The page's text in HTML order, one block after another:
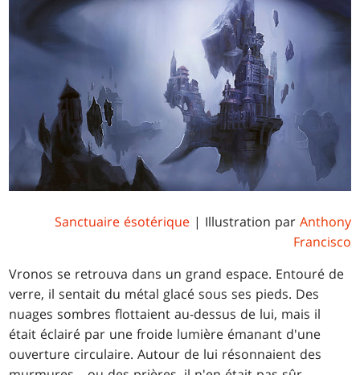
Sanctuaire ésotérique| Illustration par Anthony
Francisco
Vronos se retrouva dans un grand espace. Entouré de
verre, il sentait du métal glacé sous ses pieds. Des
nuages sombres flottaient au-dessus de lui, mais il
était éclairé par une froide lumière émanant d'une
ouverture circulaire. Autour de lui résonnaient des